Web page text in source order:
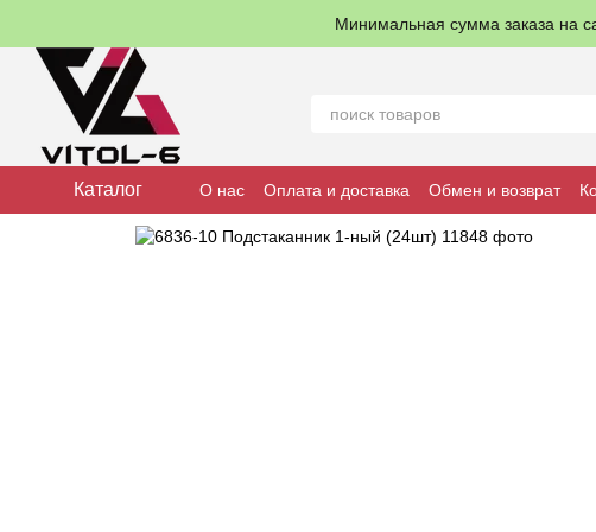
Минимальная сумма заказа на
Каталог О нас Оплата и доставка Обмен и возврат